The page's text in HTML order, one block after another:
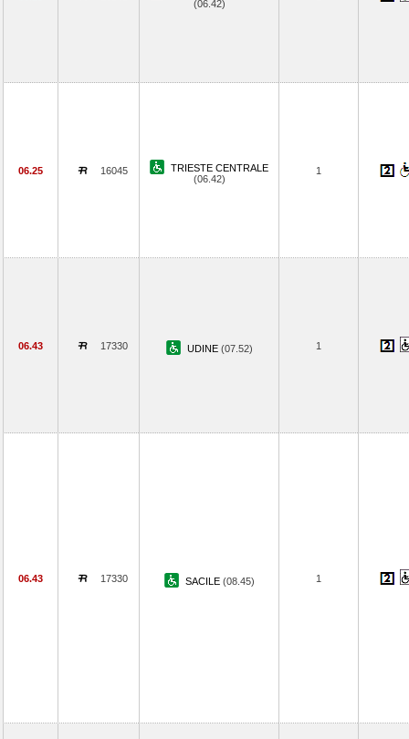
(06.42)
06.25 16045
TRIESTE CENTRALE
(06.42)
1
06.43 17330 UDINE (07.52) 1
06.43 17330 SACILE (08.45) 1